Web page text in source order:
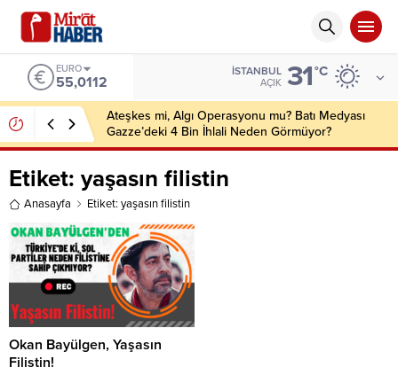
EURO
55,0112
İSTANBUL
AÇIK 31°C
Ateşkes mi, Algı Operasyonu mu? Batı Medyası
Gazze’deki 4 Bin İhlali Neden Görmüyor?
Etiket: yaşasın filistin
Anasayfa Etiket: yaşasın filistin
Okan Bayülgen, Yaşasın
Filistin!